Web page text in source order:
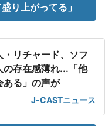
り上がってる」
リチャード、ソフ
の存在感薄れ...「他
ある」の声が
J-CASTニュース